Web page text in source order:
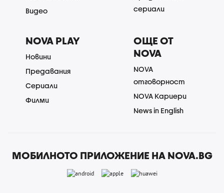
Видео
сериали
NOVA PLAY
Новини
Предавания
Сериали
Филми
ОЩЕ ОТ
NOVA
NOVA
отговорност
NOVA Кариери
News in English
МОБИЛНОТО ПРИЛОЖЕНИЕ НА NOVA.BG